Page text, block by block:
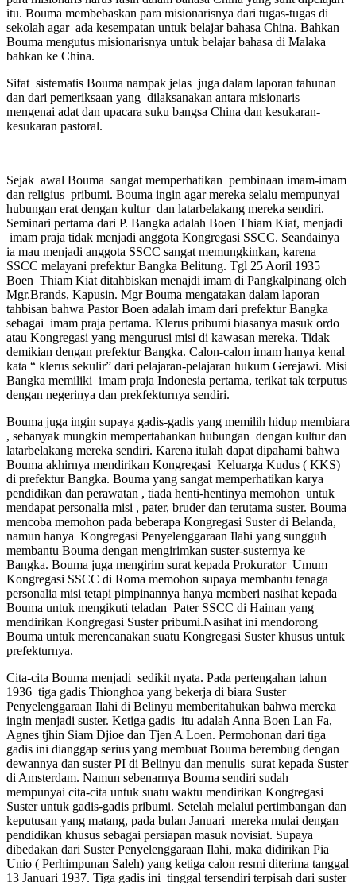
itu. Bouma membebaskan para misionarisnya dari tugas-tugas di
sekolah agar ada kesempatan untuk belajar bahasa China. Bahkan
Bouma mengutus misionarisnya untuk belajar bahasa di Malaka
bahkan ke China.
Sifat sistematis Bouma nampak jelas juga dalam laporan tahunan
dan dari pemeriksaan yang dilaksanakan antara misionaris
mengenai adat dan upacara suku bangsa China dan kesukaran-
kesukaran pastoral.
Sejak awal Bouma sangat memperhatikan pembinaan imam-imam
dan religius pribumi. Bouma ingin agar mereka selalu mempunyai
hubungan erat dengan kultur dan latarbelakang mereka sendiri.
Seminari pertama dari P. Bangka adalah Boen Thiam Kiat, menjadi
imam praja tidak menjadi anggota Kongregasi SSCC. Seandainya
ia mau menjadi anggota SSCC sangat memungkinkan, karena
SSCC melayani prefektur Bangka Belitung. Tgl 25 Aoril 1935
Boen Thiam Kiat ditahbiskan menajdi imam di Pangkalpinang oleh
Mgr.Brands, Kapusin. Mgr Bouma mengatakan dalam laporan
tahbisan bahwa Pastor Boen adalah imam dari prefektur Bangka
sebagai imam praja pertama. Klerus pribumi biasanya masuk ordo
atau Kongregasi yang mengurusi misi di kawasan mereka. Tidak
demikian dengan prefektur Bangka. Calon-calon imam hanya kenal
kata “ klerus sekulir” dari pelajaran-pelajaran hukum Gerejawi. Misi
Bangka memiliki imam praja Indonesia pertama, terikat tak terputus
dengan negerinya dan prekfekturnya sendiri.
Bouma juga ingin supaya gadis-gadis yang memilih hidup membiara
, sebanyak mungkin mempertahankan hubungan dengan kultur dan
latarbelakang mereka sendiri. Karena itulah dapat dipahami bahwa
Bouma akhirnya mendirikan Kongregasi Keluarga Kudus ( KKS)
di prefektur Bangka. Bouma yang sangat memperhatikan karya
pendidikan dan perawatan , tiada henti-hentinya memohon untuk
mendapat personalia misi , pater, bruder dan terutama suster. Bouma
mencoba memohon pada beberapa Kongregasi Suster di Belanda,
namun hanya Kongregasi Penyelenggaraan Ilahi yang sungguh
membantu Bouma dengan mengirimkan suster-susternya ke
Bangka. Bouma juga mengirim surat kepada Prokurator Umum
Kongregasi SSCC di Roma memohon supaya membantu tenaga
personalia misi tetapi pimpinannya hanya memberi nasihat kepada
Bouma untuk mengikuti teladan Pater SSCC di Hainan yang
mendirikan Kongregasi Suster pribumi.Nasihat ini mendorong
Bouma untuk merencanakan suatu Kongregasi Suster khusus untuk
prefekturnya.
Cita-cita Bouma menjadi sedikit nyata. Pada pertengahan tahun
1936 tiga gadis Thionghoa yang bekerja di biara Suster
Penyelenggaraan Ilahi di Belinyu memberitahukan bahwa mereka
ingin menjadi suster. Ketiga gadis itu adalah Anna Boen Lan Fa,
Agnes tjhin Siam Djioe dan Tjen A Loen. Permohonan dari tiga
gadis ini dianggap serius yang membuat Bouma berembug dengan
dewannya dan suster PI di Belinyu dan menulis surat kepada Suster
di Amsterdam. Namun sebenarnya Bouma sendiri sudah
mempunyai cita-cita untuk suatu waktu mendirikan Kongregasi
Suster untuk gadis-gadis pribumi. Setelah melalui pertimbangan dan
keputusan yang matang, pada bulan Januari mereka mulai dengan
pendidikan khusus sebagai persiapan masuk novisiat. Supaya
dibedakan dari Suster Penyelenggaraan Ilahi, maka didirikan Pia
Unio ( Perhimpunan Saleh) yang ketiga calon resmi diterima tanggal
13 Januari 1937. Tiga gadis ini tinggal tersendiri terpisah dari suster